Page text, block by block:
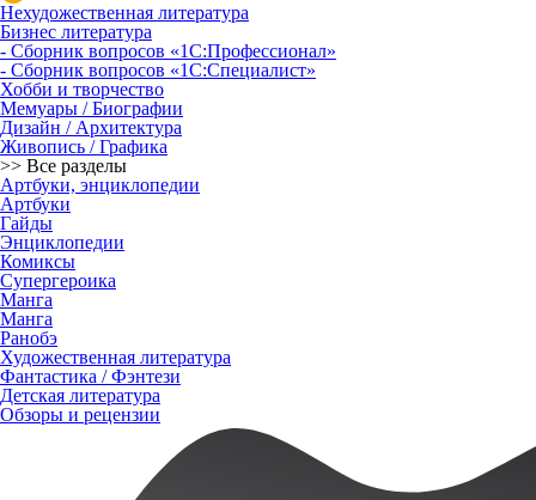
Нехудожественная литература
Бизнес литература
- Сборник вопросов «1С:Профессионал»
- Сборник вопросов «1С:Специалист»
Хобби и творчество
Мемуары / Биографии
Дизайн / Архитектура
Живопись / Графика
>> Все разделы
Артбуки, энциклопедии
Артбуки
Гайды
Энциклопедии
Комиксы
Супергероика
Манга
Манга
Ранобэ
Художественная литература
Фантастика / Фэнтези
Детская литература
Обзоры и рецензии